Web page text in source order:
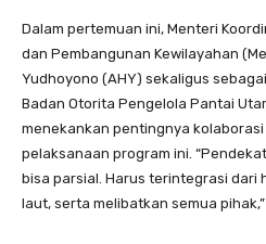
Dalam pertemuan ini, Menteri
dan Pembangunan Kewilayahan
Yudhoyono (AHY) sekaligus
Badan Otorita Pengelola Pantai
menekankan pentingnya
pelaksanaan program ini.
bisa parsial. Harus terintegrasi dari
laut, serta melibatkan semua pihak,”